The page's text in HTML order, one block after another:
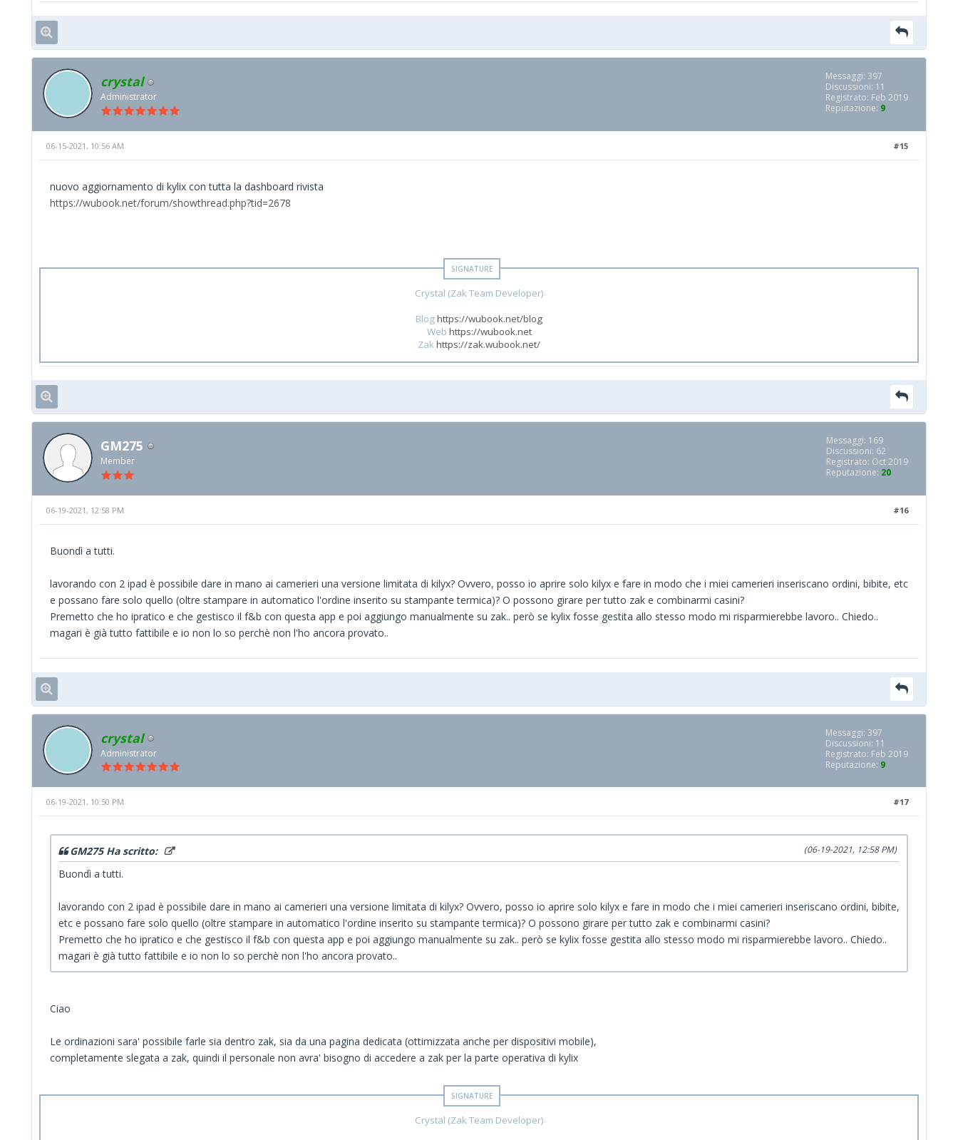
crystal
Administrator
Messaggi: 397
Discussioni: 11
Registrato: Feb 2019
Reputazione: 9
#15
06-15-2021, 10:56 AM
nuovo aggiornamento di kylix con tutta la dashboard rivista
https://wubook.net/forum/showthread.php?tid=2678
Crystal (Zak Team Developer)
Bloghttps://wubook.net/blog
Web https://wubook.net
Zakhttps://zak.wubook.net/
GM275
Member
Messaggi: 169
Discussioni: 62
Registrato: Oct 2019
Reputazione: 20
#16
06-19-2021, 12:58 PM
Buondì a tutti.
lavorando con 2 ipad è possibile dare in mano ai camerieri una versione limitata di kilyx? Ovvero, posso io aprire solo kilyx e fare in modo che i miei camerieri inseriscano ordini, bibite, etc
e possano fare solo quello (oltre stampare in automatico l'ordine inserito su stampante termica)? O possono girare per tutto zak e combinarmi casini?
Premetto che ho ipratico e che gestisco il f&b con questa app e poi aggiungo manualmente su zak.. però se kylix fosse gestita allo stesso modo mi risparmierebbe lavoro.. Chiedo..
magari è già tutto fattibile e io non lo so perchè non l'ho ancora provato..
crystal
Administrator
Messaggi: 397
Discussioni: 11
Registrato: Feb 2019
Reputazione: 9
#17
06-19-2021, 10:50 PM
(06-19-2021, 12:58 PM)
GM275 Ha scritto:
Buondì a tutti.
lavorando con 2 ipad è possibile dare in mano ai camerieri una versione limitata di kilyx? Ovvero, posso io aprire solo kilyx e fare in modo che i miei camerieri inseriscano ordini, bibite,
etc e possano fare solo quello (oltre stampare in automatico l'ordine inserito su stampante termica)? O possono girare per tutto zak e combinarmi casini?
Premetto che ho ipratico e che gestisco il f&b con questa app e poi aggiungo manualmente su zak.. però se kylix fosse gestita allo stesso modo mi risparmierebbe lavoro.. Chiedo..
magari è già tutto fattibile e io non lo so perchè non l'ho ancora provato..
Ciao
Le ordinazioni sara' possibile farle sia dentro zak, sia da una pagina dedicata (ottimizzata anche per dispositivi mobile),
completamente slegata a zak, quindi il personale non avra' bisogno di accedere a zak per la parte operativa di kylix
Crystal (Zak Team Developer)